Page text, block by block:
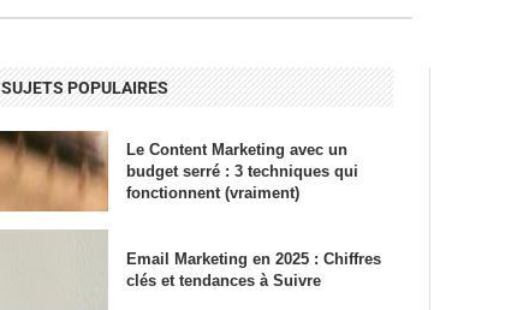
SUJETS POPULAIRES
Le Content Marketing avec un
budget serré : 3 techniques qui
fonctionnent (vraiment)
Email Marketing en 2025 : Chiffres
clés et tendances à Suivre